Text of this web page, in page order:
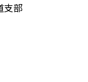
支部